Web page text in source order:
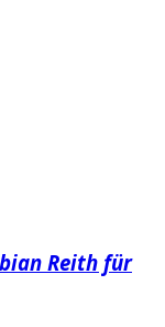
Reith für